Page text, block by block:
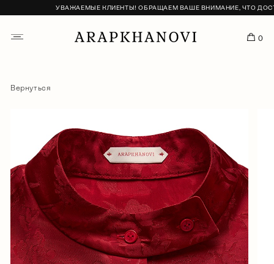
УВАЖАЕМЫЕ КЛИЕНТЫ! ОБРАЩАЕМ ВАШЕ ВНИМАНИЕ, ЧТО
0
Вернуться